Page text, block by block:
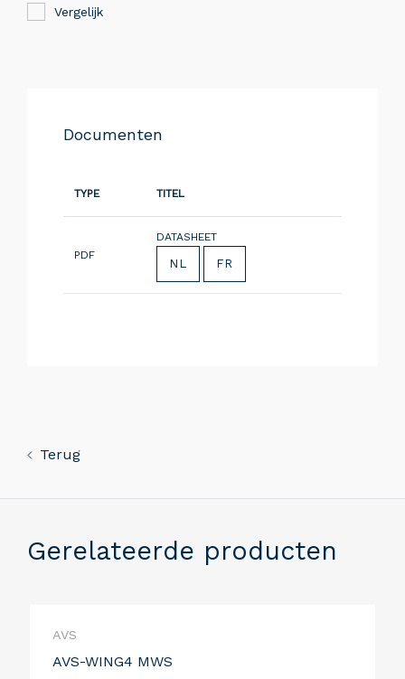
Vergelijk
Documenten
TYPE TITEL
PDF
DATASHEET
NL FR
Terug
Gerelateerde producten
AVS
AVS-WING4 MWS